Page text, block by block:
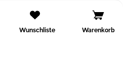
Wunschliste Warenkorb